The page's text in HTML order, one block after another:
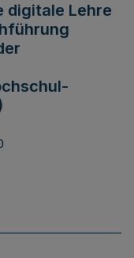
digitale Lehre